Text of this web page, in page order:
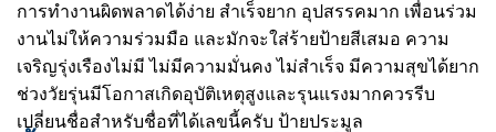
การทำงานผิดพลาดได้ง่าย สำเร็จยาก อุปสรรคมาก เพื่อนร่วม
งานไม่ให้ความร่วมมือ และมักจะใส่ร้ายป้ายสีเสมอ ความ
เจริญรุ่งเรืองไม่มี ไม่มีความมั่นคง ไม่สำเร็จ มีความสุขได้ยาก
ช่วงวัยรุ่นมีโอกาสเกิดอุบัติเหตุสูงและรุนแรงมากควรรีบ
เปลี่ยนชื่อสำหรับชื่อที่ได้เลขนี้ครับ ป้ายประมูล